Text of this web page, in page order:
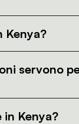
Kenya?
servono
in Kenya?